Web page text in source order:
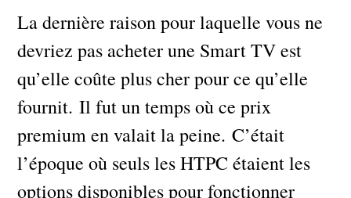
La dernière raison pour laquelle vous ne
devriez pas acheter une Smart TV est
qu’elle coûte plus cher pour ce qu’elle
fournit. Il fut un temps où ce prix
premium en valait la peine. C’était
l’époque où seuls les HTPC étaient les
options disponibles pour fonctionner